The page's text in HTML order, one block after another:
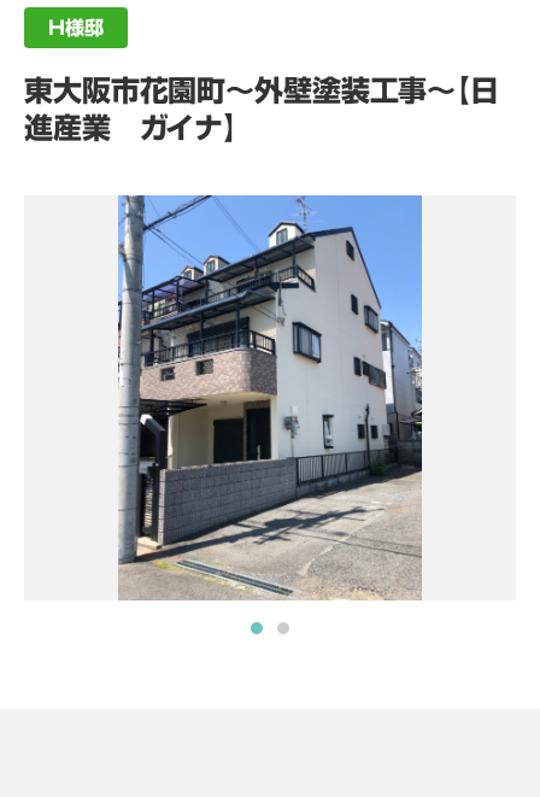
H様邸
東大阪市花園町～外壁塗装工事～【日
進産業 ガイナ】